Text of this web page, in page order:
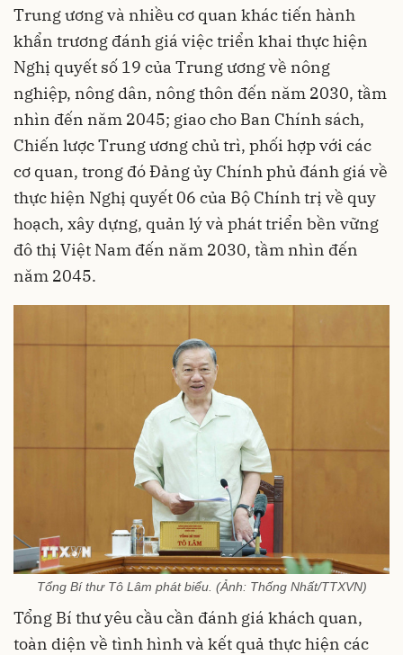
Trung ương và nhiều cơ quan khác tiến hành
khẩn trương đánh giá việc triển khai thực hiện
Nghị quyết số 19 của Trung ương về nông
nghiệp, nông dân, nông thôn đến năm 2030, tầm
nhìn đến năm 2045; giao cho Ban Chính sách,
Chiến lược Trung ương chủ trì, phối hợp với các
cơ quan, trong đó Đảng ủy Chính phủ đánh giá về
thực hiện Nghị quyết 06 của Bộ Chính trị về quy
hoạch, xây dựng, quản lý và phát triển bền vững
đô thị Việt Nam đến năm 2030, tầm nhìn đến
năm 2045.
Tổng Bí thư Tô Lâm phát biểu. (Ảnh: Thống Nhất/TTXVN)
Tổng Bí thư yêu cầu cần đánh giá khách quan,
toàn diện về tình hình và kết quả thực hiện các